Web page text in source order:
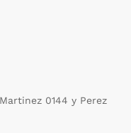
0144 y Perez